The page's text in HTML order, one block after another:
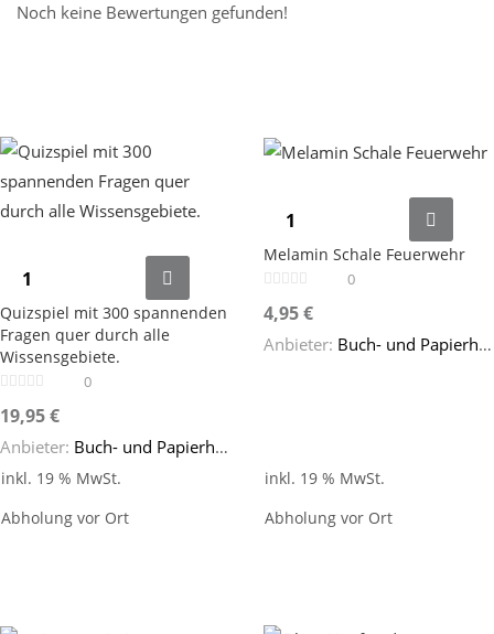
Noch keine Bewertungen gefunden!
Quizspiel mit 300 spannenden
Fragen quer durch alle
Wissensgebiete.
0
19,95€
Anbieter: Buch- und Papierhaus Cafitz
inkl. 19 % MwSt.
Abholung vor Ort
Melamin Schale Feuerwehr
0
4,95€
Anbieter: Buch- und Papierhaus Cafitz
inkl. 19 % MwSt.
Abholung vor Ort